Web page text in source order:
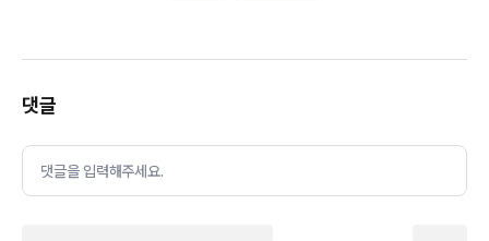
댓글
댓글을 입력해주세요.